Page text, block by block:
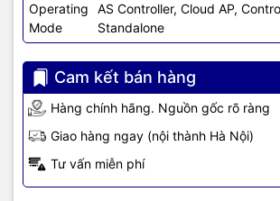
Operating
Mode
AS Controller, Cloud AP,
Standalone
Cam kết bán hàng
Hàng chính hãng. Nguồn gốc rõ ràng
Giao hàng ngay (nội thành Hà Nội)
Tư vấn miễn phí
Giao diện
– 1x 10/100/1000 Base-T
Interface
– Management console
– 2.4 GHz: Peak gain 4
omnidirectional in azimuth
– 5 GHz: Peak gain 5 dBi,